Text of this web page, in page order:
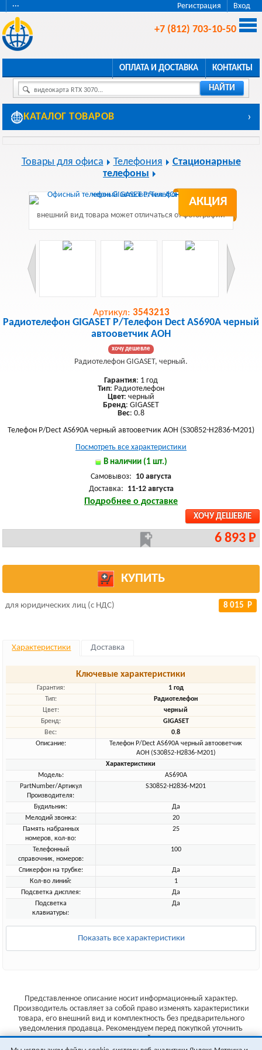
Регистрация Вход
···
+7 (812) 703-10-50
ОПЛАТА И ДОСТАВКА КОНТАКТЫ
видеокарта RTX 3070... НАЙТИ
КАТАЛОГ ТОВАРОВ ›
Товары для офиса Телефония
Стационарные
телефоны
АКЦИЯ
внешний вид товара может отличаться от фотографии
Артикул: 3543213
Радиотелефон GIGASET Р/Телефон Dect AS690A черный
автооветчик АОН
хочу дешевле
Радиотелефон GIGASET, черный.
Гарантия: 1 год
Тип: Радиотелефон
Цвет: черный
Бренд: GIGASET
Вес: 0.8
Телефон Р/Dect AS690A черный автооветчик АОН (S30852-H2836-M201)
Посмотреть все характеристики
В наличии (1 шт.)
Самовывоз: 10 августа
Доставка: 11-12 августа
Подробнее о доставке
ХОЧУ ДЕШЕВЛЕ
6 893 Р
КУПИТЬ
для юридических лиц (с НДС) 8 015 Р
Характеристики Доставка
Ключевые характеристики
Гарантия:
1 год
Тип:
Радиотелефон
Цвет:
черный
Бренд:
GIGASET
Вес:
0.8
Описание:
Телефон Р/Dect AS690A черный автооветчик
АОН (S30852-H2836-M201)
Характеристики
Модель:
AS690A
PartNumber/Артикул
Производителя:
S30852-H2836-M201
Будильник:
Да
Мелодий звонка:
20
Память набранных
номеров, кол-во:
25
Телефонный
справочник, номеров:
100
Спикерфон на трубке:
Да
Кол-во линий:
1
Подсветка дисплея:
Да
Подсветка
клавиатуры:
Да
Показать все характеристики
Представленное описание носит информационный характер.
Производитель оставляет за собой право изменять характеристики
товара, его внешний вид и комплектность без предварительного
уведомления продавца. Рекомендуем перед покупкой уточнить
характеристики товара на сайте производителя.